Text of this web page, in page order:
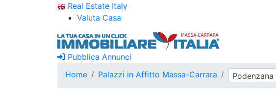
Real Estate Italy
Valuta Casa
Pubblica Annunci
Home
Palazzi in Affitto Massa-Carrara Podenzana